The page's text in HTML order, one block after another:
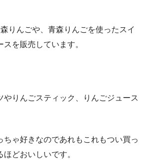
りんごや、青森りんごを使ったスイ
を販売しています。
やりんごスティック、りんごジュース
ちゃ好きなのであれもこれもつい買っ
どおいしいです。